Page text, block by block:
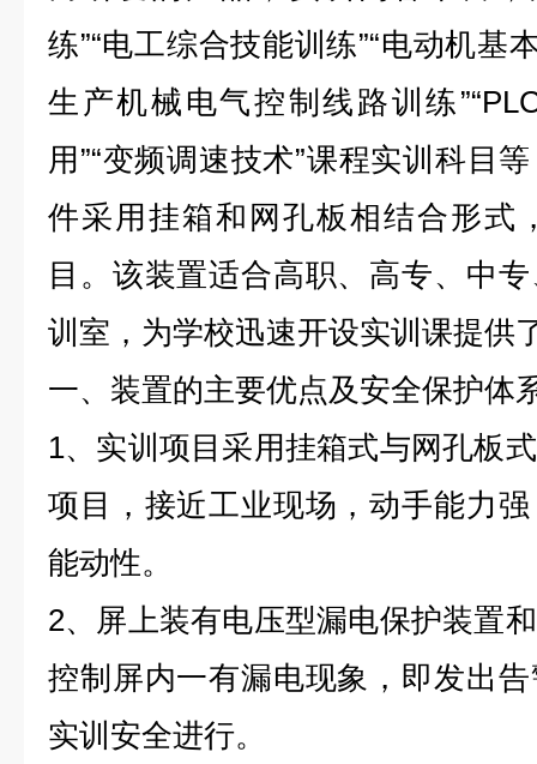
练”“电工综合技能训练”“电动机基
生产机械电气控制线路训练
用”“变频调速技术”课程实训科目
件采用挂箱和网孔板相结合形式
目。该装置适合高职、高专、中
训室，为学校迅速开设实训课提供
一、装置的主要优点及安全保护体
1、实训项目采用挂箱式与网孔板
项目，接近工业现场，动手能力
能动性。
2、屏上装有电压型漏电保护装置
控制屏内一有漏电现象，即发出
实训安全进行。